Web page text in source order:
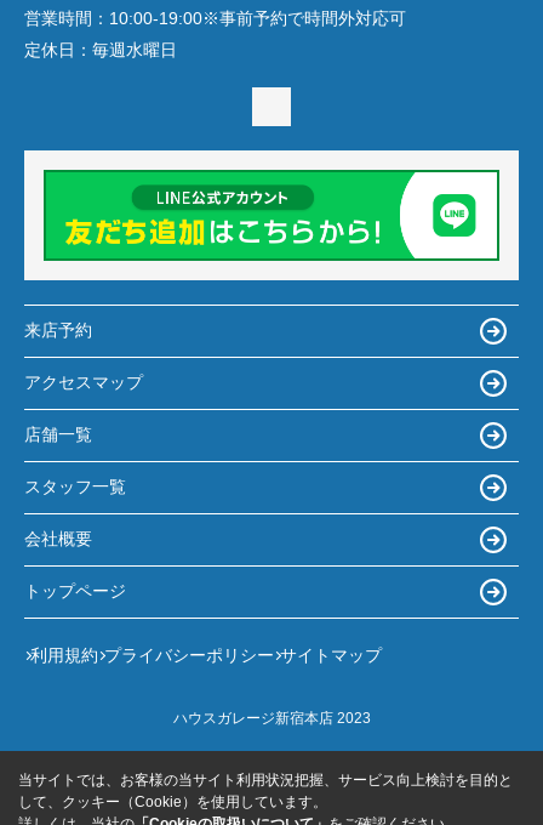
営業時間： 10:00-19:00※事前予約で時間外対応可
定休日： 毎週水曜日
来店予約
アクセスマップ
店舗一覧
スタッフ一覧
会社概要
トップページ
利用規約 プライバシーポリシー サイトマップ
ハウスガレージ新宿本店 2023
当サイトでは、お客様の当サイト利用状況把握、サービス向上検討を目的と
して、クッキー（Cookie）を使用しています。